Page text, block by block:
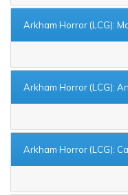
Arkham Horror (LCG):
Arkham Horror (LCG):
Arkham Horror (LCG):